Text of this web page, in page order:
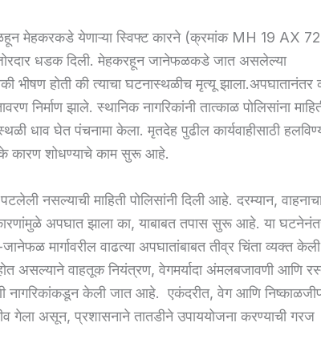
मेहकरकडे येणाऱ्या स्विफ्ट कारने (क्रमांक MH 19 AX
धडक दिली. मेहकरहून जानेफळकडे जात असलेल्या
भीषण होती की त्याचा घटनास्थळीच मृत्यू झाला.अपघातानंतर
निर्माण झाले. स्थानिक नागरिकांनी तात्काळ पोलिसांना
धाव घेत पंचनामा केला. मृतदेह पुढील कार्यवाहीसाठी
कारण शोधण्याचे काम सुरू आहे.
नसल्याची माहिती पोलिसांनी दिली आहे. दरम्यान,
अपघात झाला का, याबाबत तपास सुरू आहे. या
मार्गावरील वाढत्या अपघातांबाबत तीव्र चिंता व्यक्त
होत असल्याने वाहतूक नियंत्रण, वेगमर्यादा अंमलबजावणी आणि
नागरिकांकडून केली जात आहे. एकंदरीत, वेग आणि
गेला असून, प्रशासनाने तातडीने उपाययोजना करण्याची गरज